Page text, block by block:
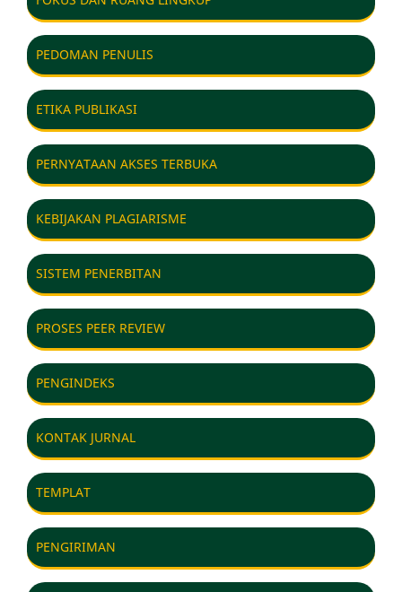
PEDOMAN PENULIS
ETIKA PUBLIKASI
PERNYATAAN AKSES TERBUKA
KEBIJAKAN PLAGIARISME
SISTEM PENERBITAN
PROSES PEER REVIEW
PENGINDEKS
KONTAK JURNAL
TEMPLAT
PENGIRIMAN